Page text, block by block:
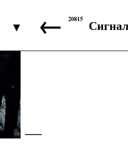
▼ ← Сигнал
20815
—